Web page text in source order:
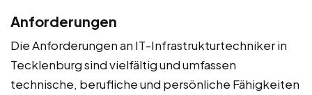
Anforderungen
Die Anforderungen an IT-Infrastrukturtechniker in
Tecklenburg sind vielfältig und umfassen
technische, berufliche und persönliche Fähigkeiten